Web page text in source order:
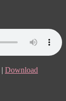
| Download